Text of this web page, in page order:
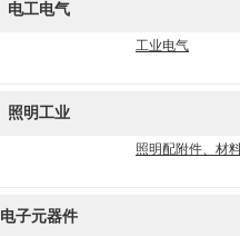
电工电气
工业电气
照明工业
照明配附件、材
电子元器件